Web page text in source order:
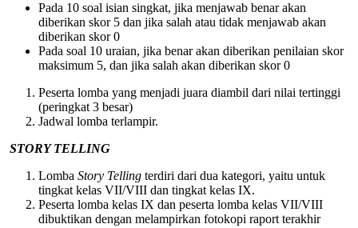
Pada 10 soal isian singkat, jika menjawab benar akan
diberikan skor 5 dan jika salah atau tidak menjawab akan
diberikan skor 0
Pada soal 10 uraian, jika benar akan diberikan penilaian skor
maksimum 5, dan jika salah akan diberikan skor 0
Peserta lomba yang menjadi juara diambil dari nilai tertinggi
(peringkat 3 besar)
Jadwal lomba terlampir.
STORY TELLING
Lomba Story Telling terdiri dari dua kategori, yaitu untuk
tingkat kelas VII/VIII dan tingkat kelas IX.
Peserta lomba kelas IX dan peserta lomba kelas VII/VIII
dibuktikan dengan melampirkan fotokopi raport terakhir